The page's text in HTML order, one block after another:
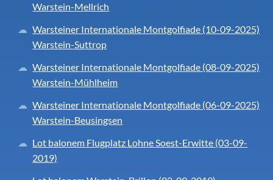
Warstein-Mellrich
Warsteiner Internationale Montgolfiade (10-09-2025)
Warstein-Suttrop
Warsteiner Internationale Montgolfiade (08-09-2025)
Warstein-Mühlheim
Warsteiner Internationale Montgolfiade (06-09-2025)
Warstein-Beusingsen
Lot balonem Flugplatz Lohne Soest-Erwitte (03-09-
2019)